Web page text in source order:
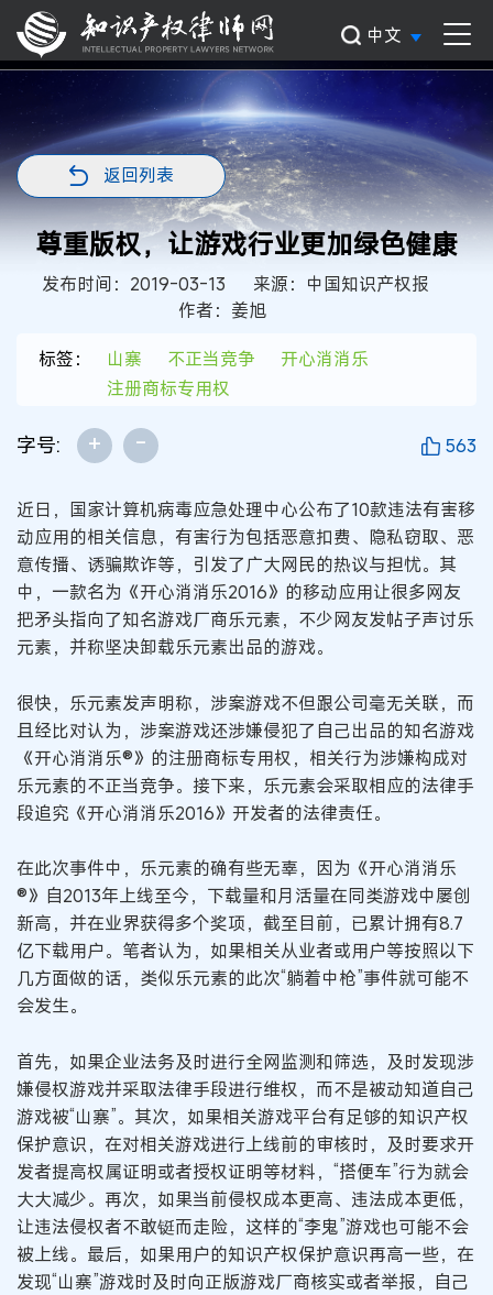
中文
返回列表
尊重版权，让游戏行业更加绿色健康
发布时间：2019-03-13
来源：中国知识产权报
作者：姜旭
标签：
山寨 不正当竞争
开心消消乐
注册商标专用权
字号: + - 563
近日，国家计算机病毒应急处理中心公布了10款违法有害移
动应用的相关信息，有害行为包括恶意扣费、隐私窃取、恶
意传播、诱骗欺诈等，引发了广大网民的热议与担忧。其
中，一款名为《开心消消乐2016》的移动应用让很多网友
把矛头指向了知名游戏厂商乐元素，不少网友发帖子声讨乐
元素，并称坚决卸载乐元素出品的游戏。
很快，乐元素发声明称，涉案游戏不但跟公司毫无关联，而
且经比对认为，涉案游戏还涉嫌侵犯了自己出品的知名游戏
《开心消消乐®》的注册商标专用权，相关行为涉嫌构成对
乐元素的不正当竞争。接下来，乐元素会采取相应的法律手
段追究《开心消消乐2016》开发者的法律责任。
在此次事件中，乐元素的确有些无辜，因为《开心消消乐
®》自2013年上线至今，下载量和月活量在同类游戏中屡创
新高，并在业界获得多个奖项，截至目前，已累计拥有8.7
亿下载用户。笔者认为，如果相关从业者或用户等按照以下
几方面做的话，类似乐元素的此次“躺着中枪”事件就可能不
会发生。
首先，如果企业法务及时进行全网监测和筛选，及时发现涉
嫌侵权游戏并采取法律手段进行维权，而不是被动知道自己
游戏被“山寨”。其次，如果相关游戏平台有足够的知识产权
保护意识，在对相关游戏进行上线前的审核时，及时要求开
发者提高权属证明或者授权证明等材料，“搭便车”行为就会
大大减少。再次，如果当前侵权成本更高、违法成本更低，
让违法侵权者不敢铤而走险，这样的“李鬼”游戏也可能不会
被上线。最后，如果用户的知识产权保护意识再高一些，在
发现“山寨”游戏时及时向正版游戏厂商核实或者举报，自己